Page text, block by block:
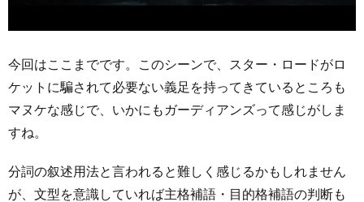
今回はここまでです。このシーンで、スター・ロードがロ
ケットに騙されて必要ない義足を持ってきているところも
マヌケな感じで、いかにもガーディアンズって感じがしま
すね。
分詞の叙述用法と言われると難しく感じるかもしれません
が、文型を意識していれば主格補語・目的格補語の判断も